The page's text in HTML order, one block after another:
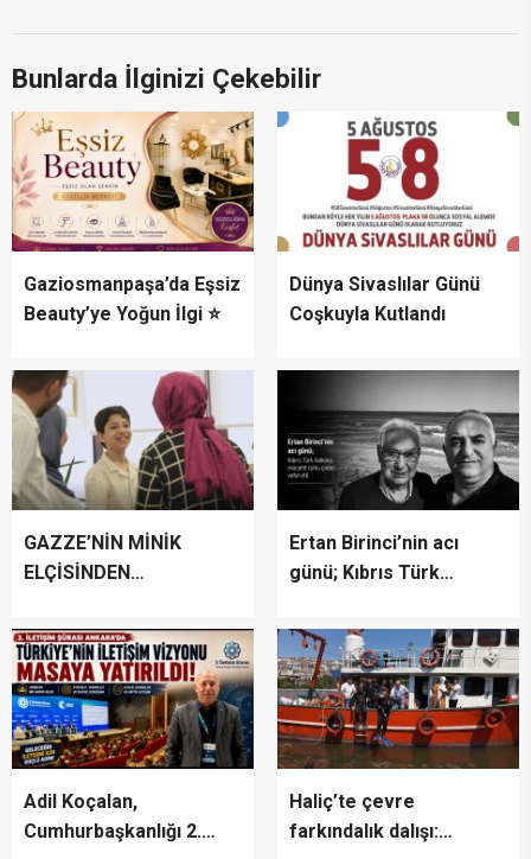
Bunlarda İlginizi Çekebilir
Gaziosmanpaşa’da Eşsiz
Beauty’ye Yoğun İlgi ⭐
Dünya Sivaslılar Günü
Coşkuyla Kutlandı
GAZZE’NİN MİNİK
ELÇİSİNDEN
DUYGUSAL MESAJ:
“BURASI BENİM İKİNCİ
EVİM”
Ertan Birinci’nin acı
günü; Kıbrıs Türk
çınarı vefat etti
Adil Koçalan,
Cumhurbaşkanlığı 2.
Haliç’te çevre
farkındalık dalışı: